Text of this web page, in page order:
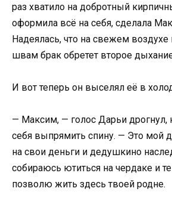
раз хватило на добротный
оформила всё на себя, сделала
Надеялась, что на свежем
швам брак обретет второе
И вот теперь он выселял её в
— Максим, — голос Дарьи дрогнул,
себя выпрямить спину. — Это мой
на свои деньги и дедушкино
собираюсь ютиться на чердаке и
позволю жить здесь твоей родне.